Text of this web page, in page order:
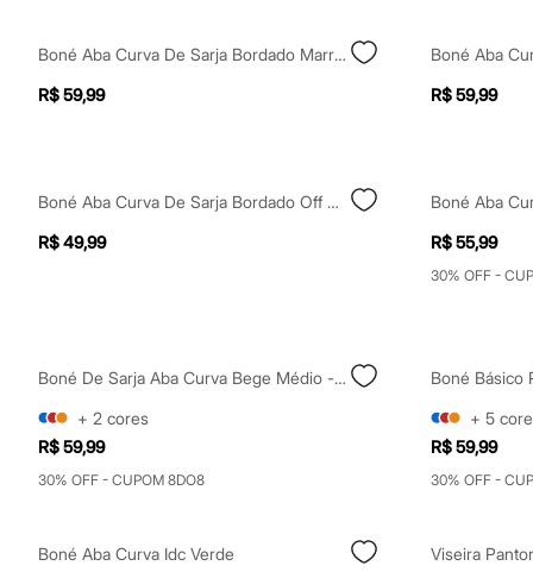
Shorts e Saias
Masculino
Roupas
Camisas
Acessórios
Bolsas e Mochilas
Chapéus e Bonés
Cintos
Carteiras
Óculos
Botas
Chinelos
Boné Aba Curva De Sarja Bordado Marrom
R$ 59,99
Boné Aba
R$ 59,99
Boné Aba Curva De Sarja Bordado Off White
R$ 49,99
R$ 55,99
30% OFF -
Boné De Sarja Aba Curva Bege Médio - Verde Mate
+ 2 cores
R$ 59,99
30% OFF - CUPOM 8DO8
+ 5
R$ 59,99
30% OFF -
Boné Aba Curva Idc Verde
Viseira